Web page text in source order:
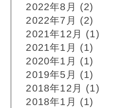
2022年8月
(2)
2022年7月
(2)
2021年12月
(1)
2021年1月
(1)
2020年1月
(1)
2019年5月
(1)
2018年12月
(1)
2018年1月
(1)